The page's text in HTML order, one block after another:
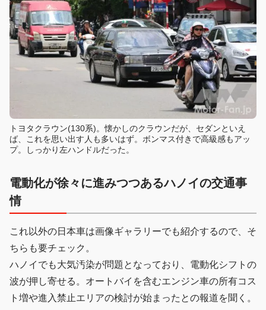
トヨタクラウン(130系)。懐かしのクラウンだが、セダンといえ
ば、これを思い出す人も多いはず。ボンマス付きで高級感もアッ
プ。しっかり左ハンドルだった。
電動化が徐々に進みつつあるハノイの交通事
情
これ以外の日本車は画像ギャラリーでも紹介するので、そ
ちらも要チェック。
ハノイでも大気汚染が問題となっており、電動化シフトの
波が押し寄せる。オートバイを含むエンジン車の所有コス
ト増や進入禁止エリアの検討が始まったとの報道を聞く。